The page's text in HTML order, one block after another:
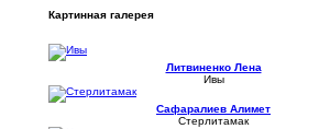
Картинная галерея
Литвиненко Лена
Ивы
Сафаралиев Алимет
Стерлитамак